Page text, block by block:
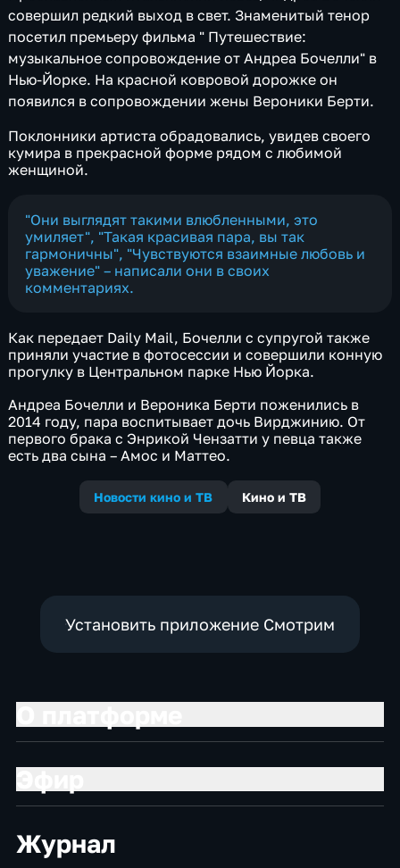
совершил редкий выход в свет. Знаменитый тенор
посетил премьеру фильма " Путешествие:
музыкальное сопровождение от Андреа Бочелли" в
Нью-Йорке. На красной ковровой дорожке он
появился в сопровождении жены Вероники Берти.
Поклонники артиста обрадовались, увидев своего
кумира в прекрасной форме рядом с любимой
женщиной.
"Они выглядят такими влюбленными, это
умиляет", "Такая красивая пара, вы так
гармоничны", "Чувствуются взаимные любовь и
уважение" – написали они в своих
комментариях.
Как передает Daily Mail, Бочелли с супругой также
приняли участие в фотосессии и совершили конную
прогулку в Центральном парке Нью Йорка.
Андреа Бочелли и Вероника Берти поженились в
2014 году, пара воспитывает дочь Вирджинию. От
первого брака с Энрикой Чензатти у певца также
есть два сына – Амос и Маттео.
Новости кино и ТВ Кино и ТВ
Установить приложение Смотрим
Журнал